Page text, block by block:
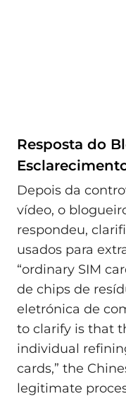
Resposta do
Depois da
vídeo, o
respondeu,
usados para
“ordinary SIM
de chips de
eletrónica de
to clarify is that
individual
cards,” the
legitimate